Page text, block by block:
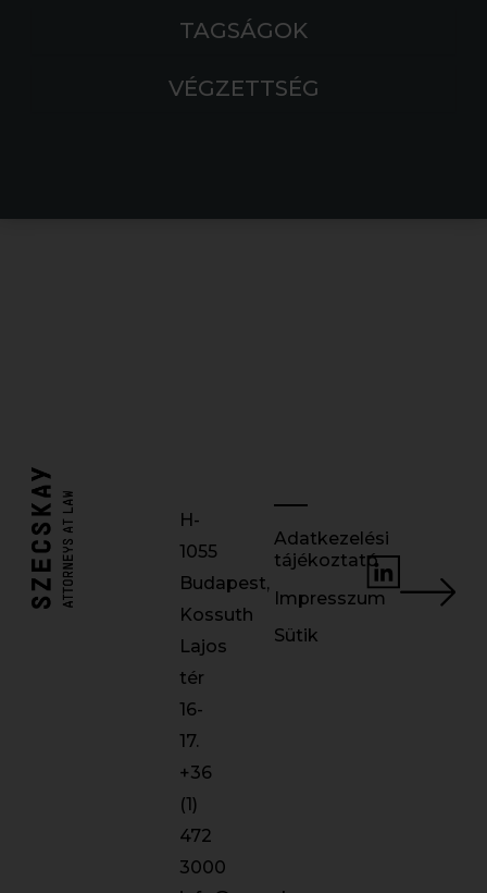
TAGSÁGOK
VÉGZETTSÉG
H-
1055
Budapest,
Kossuth
Lajos
tér
16-
17.
+36
(1)
472
3000
Adatkezelési
tájékoztató
Impresszum
Sütik